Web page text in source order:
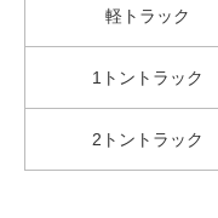
軽トラック
1トントラック
2トントラック